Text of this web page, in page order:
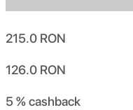
215.0 RON
126.0 RON
5 %cashback